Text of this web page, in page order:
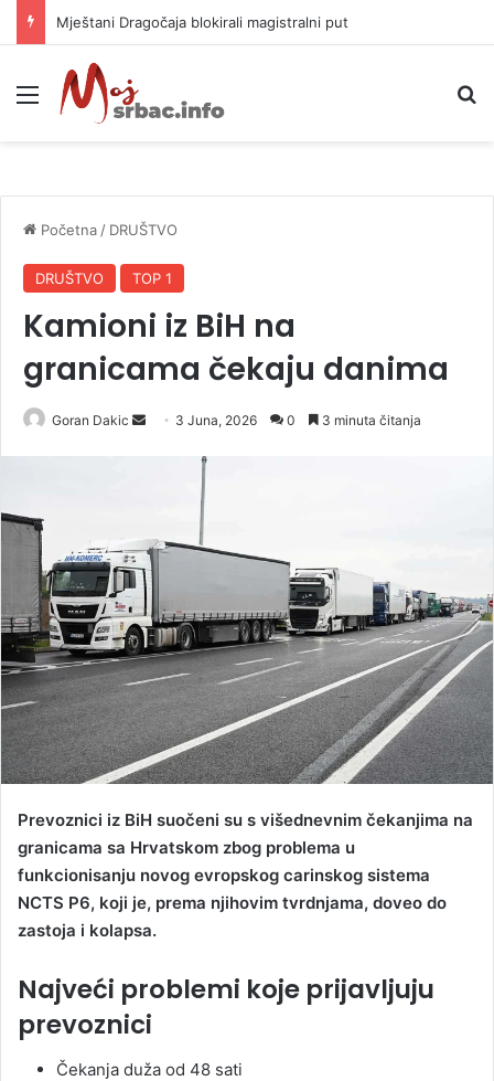
Helikopter ponovo gasi vatru u selima kod Trebinja
Meni
Početna / DRUŠTVO
DRUŠTVO TOP 1
Kamioni iz BiH na
granicama čekaju danima
Goran Dakic
n
e
m
a
i
l
3 Juna, 2026 0 3 minuta čitanja
Prevoznici iz BiH suočeni su s višednevnim čekanjima na
granicama sa Hrvatskom zbog problema u
funkcionisanju novog evropskog carinskog sistema
NCTS P6, koji je, prema njihovim tvrdnjama, doveo do
zastoja i kolapsa.
Najveći problemi koje prijavljuju
prevoznici
Čekanja duža od 48 sati